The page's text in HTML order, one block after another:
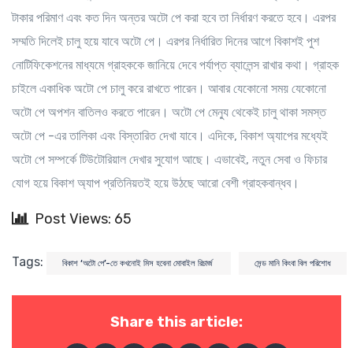
টাকার পরিমাণ এবং কত দিন অন্তর অটো পে করা হবে তা নির্ধারণ করতে হবে। এরপর
সম্মতি দিলেই চালু হয়ে যাবে অটো পে। এরপর নির্ধারিত দিনের আগে বিকাশই পুশ
নোটিফিকেশনের মাধ্যমে গ্রাহককে জানিয়ে দেবে পর্যাপ্ত ব্যালেন্স রাখার কথা। গ্রাহক
চাইলে একাধিক অটো পে চালু করে রাখতে পারেন। আবার যেকোনো সময় যেকোনো
অটো পে অপশন বাতিলও করতে পারেন। অটো পে মেন্যু থেকেই চালু থাকা সমস্ত
অটো পে -এর তালিকা এবং বিস্তারিত দেখা যাবে। এদিকে, বিকাশ অ্যাপের মধ্যেই
অটো পে সম্পর্কে টিউটোরিয়াল দেখার সুযোগ আছে। এভাবেই, নতুন সেবা ও ফিচার
যোগ হয়ে বিকাশ অ্যাপ প্রতিনিয়তই হয়ে উঠছে আরো বেশী গ্রাহকবান্ধব।
Post Views: 65
Tags: বিকাশ ‘অটো পে’-তে কখনোই মিস হবেনা মোবাইল রিচার্জ সেন্ড মানি কিংবা বিল পরিশোধ
Share this article: